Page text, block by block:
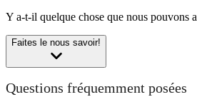
Y a-t-il quelque chose que nous pouvons
Faites le nous savoir!
Questions fréquemment posées